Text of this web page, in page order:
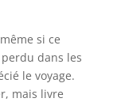
si ce
perdu dans les
le voyage.
mais livre